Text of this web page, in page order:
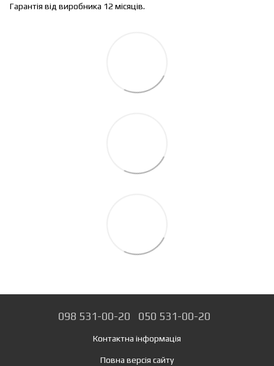
Гарантія від виробника 12 місяців.
098 531-00-20 050 531-00-20
Контактна інформація
Повна версія сайту